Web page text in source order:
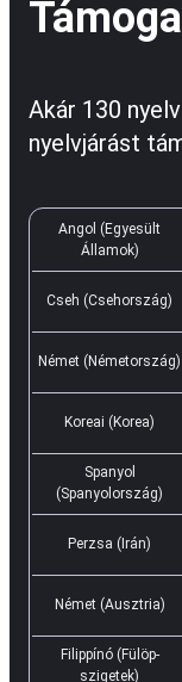
Akár 130
nyelvjárást
Angol (Egyesült
Államok)
Cseh (Csehország)
Német (Németország)
Koreai (Korea)
Spanyol
(Spanyolország)
Perzsa (Irán)
Német (Ausztria)
Filippínó (Fülöp-
szigetek)